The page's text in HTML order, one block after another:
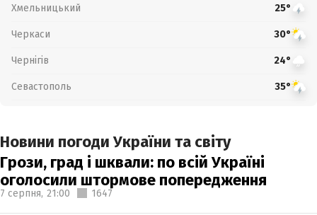
Хмельницький 25°
Черкаси 30°
Чернігів 24°
Севастополь 35°
Новини погоди України та світу
Грози, град і шквали: по всій Україні
оголосили штормове попередження
7 серпня, 21:00 1647